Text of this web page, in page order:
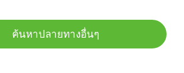
ค้นหาปลายทางอื่นๆ